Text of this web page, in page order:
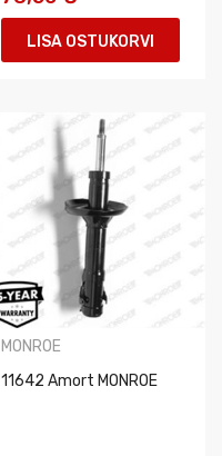
LISA OSTUKORVI
MONROE
11642 Amort MONROE